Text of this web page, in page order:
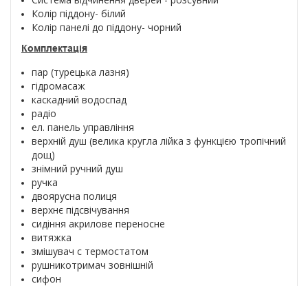
Колір піддону- білий
Колір панелі до піддону- чорний
Комплектація
пар (турецька лазня)
гідромасаж
каскадний водоспад
радіо
ел. панель управління
верхній душ (велика кругла лійка з функцією тропічний
дощ)
знімний ручний душ
ручка
двоярусна полиця
верхнє підсвічування
сидіння акрилове переносне
витяжка
змішувач с термостатом
рушникотримач зовнішній
сифон